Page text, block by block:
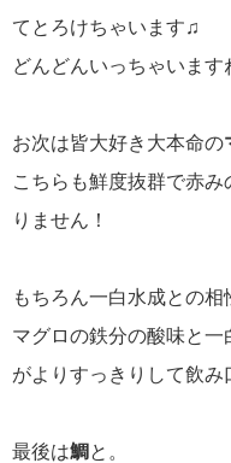
てとろけちゃいます♫
どんどんいっちゃいます
お次は皆大好き大本命の
こちらも鮮度抜群で赤
りません！
もちろん一白水成との相
マグロの鉄分の酸味と
がよりすっきりして飲み
最後は鯛 と。